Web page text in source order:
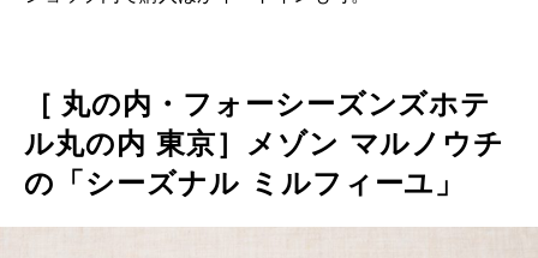
［ 丸の内・フォーシーズンズホテ
ル丸の内 東京］メゾン マルノウチ
の「シーズナル ミルフィーユ」